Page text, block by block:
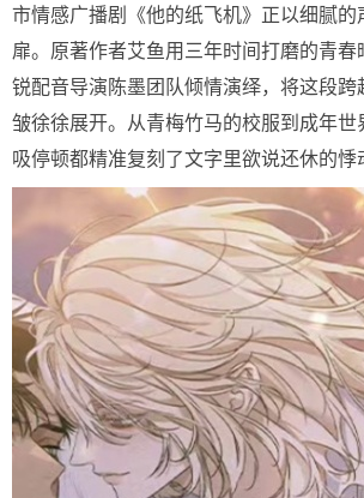
市情感广播剧《他的纸飞机》正以细腻的
扉。原著作者艾鱼用三年时间打磨的青春
锐配音导演陈墨团队倾情演绎，将这段跨
皱徐徐展开。从青梅竹马的校服到成年世
吸停顿都精准复刻了文字里欲说还休的悸